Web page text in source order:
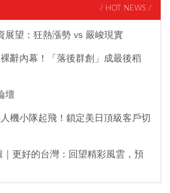
/ HOT NEWS /
展望：狂熱漲勢 vs 嚴峻現實
辭內幕！「落後群創」成最後稻
壇
機小隊起飛！鎖定美日頂級客戶切
更好的台灣：回望精彩風雲，預